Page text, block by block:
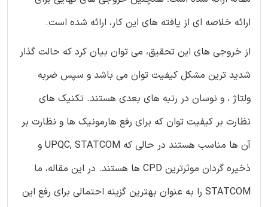
ارائه خلاصه ای از یافته های این کار، ارائه شده است.
از خروجی های این تحقیق، می توان بیان کرد که حالت گذار
شدید ترین مشکل کیفیت توان می باشد و سپس ضربه
ولتاژ ، و نوسان در رتبه های بعدی هستند. تکنیک های
نظارت بر کیفیت توان که برای رفع هارمونیک ها و نظارت بر
آن ها مناسب هستند در حالی که UPQC, STATCOM و
ذخیره گردان موثرترین CPD ها هستند. در این مقاله، ما
STATCOM را به عنوان بهترین گزینه احتمالی برای رفع این